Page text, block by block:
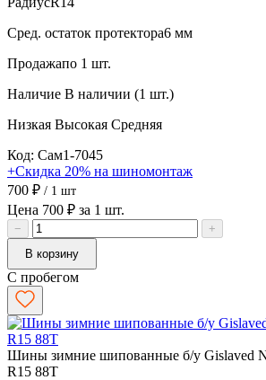
Сред. остаток протектора6 мм
Продажапо 1 шт.
Наличие В наличии (1 шт.)
Низкая Высокая Средняя
Код: Сам1-7045
+Скидка 20% на шиномонтаж
700 ₽ / 1 шт
Цена 700 ₽ за 1 шт.
−
+
В корзину
С пробегом
Шины зимние шипованные б/у Gislaved
R15 88T